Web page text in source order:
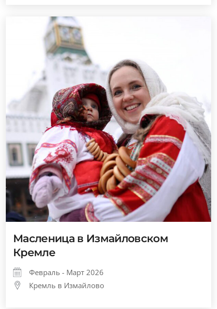
Масленица в Измайловском
Кремле
Февраль - Март 2026
Кремль в Измайлово